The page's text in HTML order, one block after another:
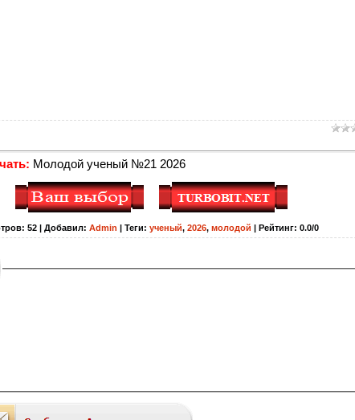
Молодой ученый №21 2026
: 52| Добавил: Admin Теги: ученый, 2026, молодой Рейтинг: 0.0/0